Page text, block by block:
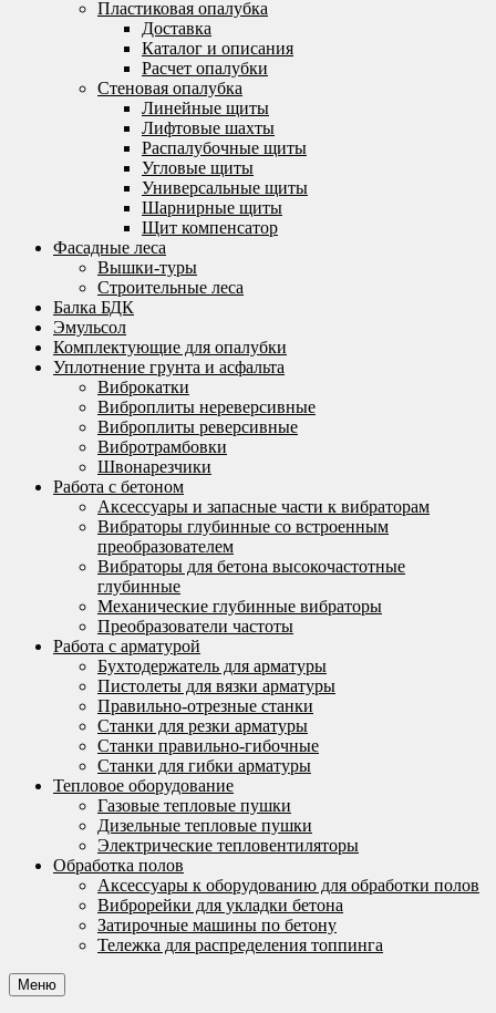
Пластиковая опалубка
Доставка
Каталог и описания
Расчет опалубки
Стеновая опалубка
Линейные щиты
Лифтовые шахты
Распалубочные щиты
Угловые щиты
Универсальные щиты
Шарнирные щиты
Щит компенсатор
Фасадные леса
Вышки-туры
Строительные леса
Балка БДК
Эмульсол
Комплектующие для опалубки
Уплотнение грунта и асфальта
Виброкатки
Виброплиты нереверсивные
Виброплиты реверсивные
Вибротрамбовки
Швонарезчики
Работа с бетоном
Аксессуары и запасные части к вибраторам
Вибраторы глубинные со встроенным
преобразователем
Вибраторы для бетона высокочастотные
глубинные
Механические глубинные вибраторы
Преобразователи частоты
Работа с арматурой
Бухтодержатель для арматуры
Пистолеты для вязки арматуры
Правильно-отрезные станки
Станки для резки арматуры
Станки правильно-гибочные
Станки для гибки арматуры
Тепловое оборудование
Газовые тепловые пушки
Дизельные тепловые пушки
Электрические тепловентиляторы
Обработка полов
Аксессуары к оборудованию для обработки полов
Виброрейки для укладки бетона
Затирочные машины по бетону
Тележка для распределения топпинга
Меню